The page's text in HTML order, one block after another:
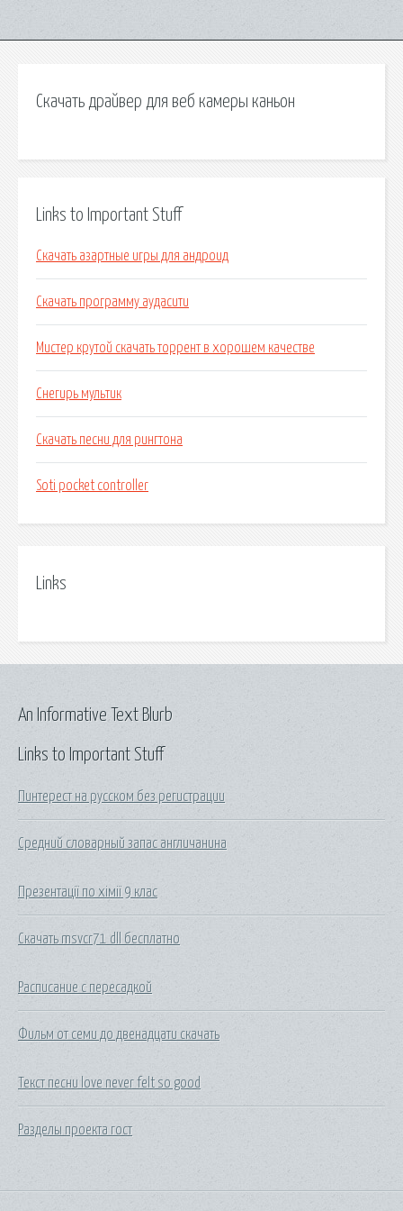
Скачать драйвер для веб камеры каньон
Links to Important Stuff
Скачать азартные игры для андроид
Скачать программу аудасити
Мистер крутой скачать торрент в хорошем качестве
Снегирь мультик
Скачать песни для рингтона
Soti pocket controller
Links
Links to Important Stuff
Пинтерест на русском без регистрации
Средний словарный запас англичанина
Презентації по хімії 9 клас
Скачать msvcr71 dll бесплатно
Расписание с пересадкой
Фильм от семи до двенадцати скачать
Текст песни love never felt so good
Разделы проекта гост
An Informative Text Blurb